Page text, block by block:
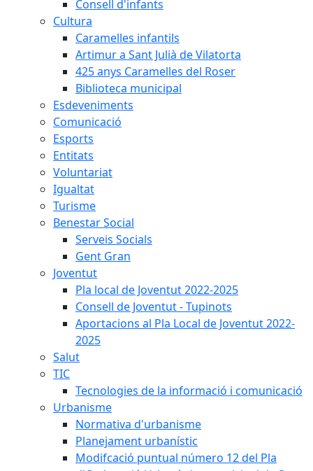
Consell d'infants
Cultura
Caramelles infantils
Artimur a Sant Julià de Vilatorta
425 anys Caramelles del Roser
Biblioteca municipal
Esdeveniments
Comunicació
Esports
Entitats
Voluntariat
Igualtat
Turisme
Benestar Social
Serveis Socials
Gent Gran
Joventut
Pla local de Joventut 2022-2025
Consell de Joventut - Tupinots
Aportacions al Pla Local de Joventut 2022-
2025
Salut
TIC
Tecnologies de la informació i comunicació
Urbanisme
Normativa d'urbanisme
Planejament urbanístic
Modifcació puntual número 12 del Pla